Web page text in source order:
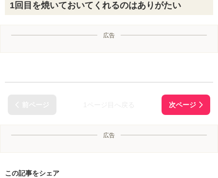
1回目を焼いておいてくれるのはありがたい
広告
広告
この記事をシェア